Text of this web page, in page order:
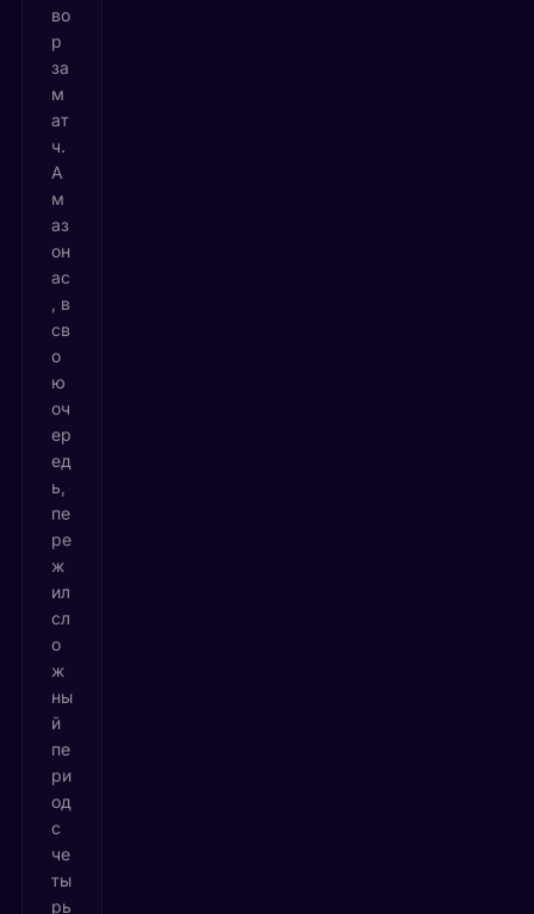
во
р
за
м
ат
ч.
А
м
аз
он
ас
, в
св
о
ю
оч
ер
ед
ь,
пе
ре
ж
ил
сл
о
ж
ны
й
пе
ри
од
с
че
ты
рь